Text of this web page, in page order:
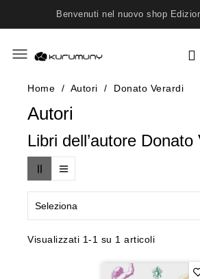
Benvenuti nel nuovo shop
menu
Home Autori Donato Verardi
Autori
Libri dell’autore Donato
Seleziona
Visualizzati 1-1 su 1 articoli